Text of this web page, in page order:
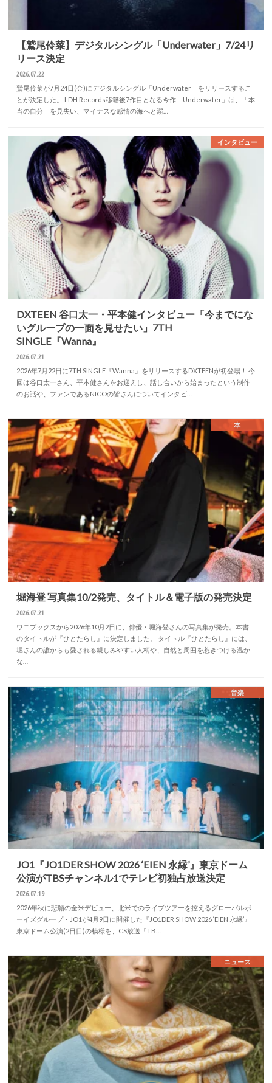
【鷲尾伶菜】デジタルシングル「Underwater」7/24リ
リース決定
2026.07.22
鷲尾伶菜が7月24日(金)にデジタルシングル「Underwater」をリリースするこ
とが決定した。 LDH Records移籍後7作目となる今作「Underwater」は、「本
当の自分」を見失い、マイナスな感情の海へと溺…
インタビュー
DXTEEN 谷口太一・平本健インタビュー「今までにな
いグループの一面を見せたい」7TH
SINGLE『Wanna』
2026.07.21
2026年7月22日に7TH SINGLE『Wanna』をリリースするDXTEENが初登場！ 今
回は谷口太一さん、平本健さんをお迎えし、話し合いから始まったという制作
のお話や、ファンであるNICOの皆さんについてインタビ…
本
堀海登 写真集10/2発売、タイトル＆電子版の発売決定
2026.07.21
ワニブックスから2026年10月2日に、俳優・堀海登さんの写真集が発売。本書
のタイトルが『ひとたらし』に決定しました。 タイトル『ひとたらし』には、
堀さんの誰からも愛される親しみやすい人柄や、自然と周囲を惹きつける温か
な…
音楽
JO1『JO1DER SHOW 2026 ‘EIEN 永縁’』東京ドーム
公演がTBSチャンネル1でテレビ初独占放送決定
2026.07.19
2026年秋に悲願の全米デビュー、北米でのライブツアーを控えるグローバルボ
ーイズグループ・JO1が4月9日に開催した『JO1DER SHOW 2026 ‘EIEN 永縁’』
東京ドーム公演(2日目)の模様を、CS放送「TB…
ニュース